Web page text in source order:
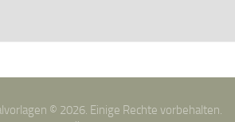
© 2026. Einige Rechte vorbehalten.